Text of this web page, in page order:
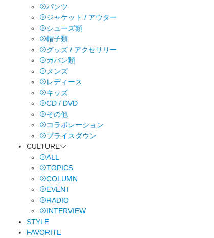
パンツ
ジャケット / アウター
シューズ類
帽子類
グッズ / アクセサリー
カバン類
メンズ
レディース
キッズ
CD / DVD
その他
コラボレーション
プライスダウン
CULTURE
ALL
TOPICS
COLUMN
EVENT
RADIO
INTERVIEW
STYLE
FAVORITE